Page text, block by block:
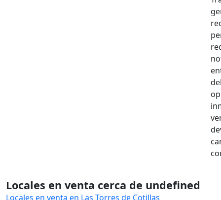
Locales en venta cerca de undefined
Locales en venta en Las Torres de Cotillas